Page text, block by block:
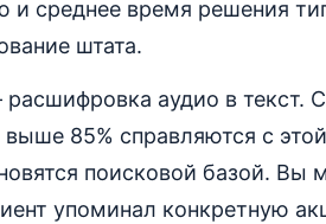
и среднее время решения
штата.
аудио в текст.
85% справляются с
поисковой базой. Вы
упоминал конкретную